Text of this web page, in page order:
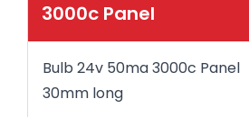
3000c Panel
Bulb 24v 50ma 3000c Panel
30mm long